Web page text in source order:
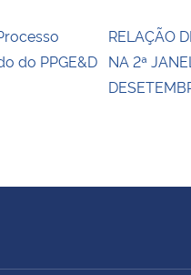
do PPGE&D
RELAÇÃO
NA 2ª